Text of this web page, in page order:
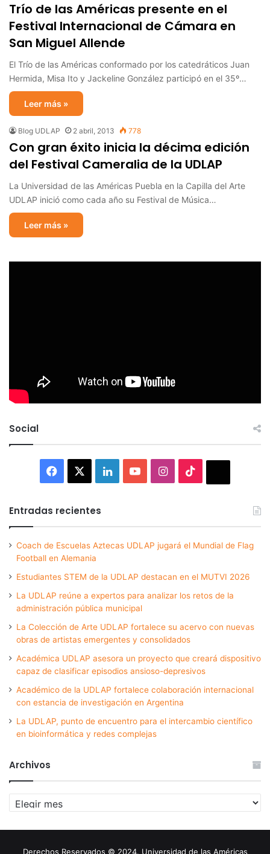
Trío de las Américas presente en el
Festival Internacional de Cámara en
San Miguel Allende
El Trío de las Américas conformado por los catedráticos Juan
Hermida, Misa Ito y Jackeline González participó en el 35º…
Leer más »
Blog UDLAP 2 abril, 2013 778
Con gran éxito inicia la décima edición
del Festival Cameralia de la UDLAP
La Universidad de las Américas Puebla en la Capilla del Arte
UDLAP inició como cada año su Festival de Música…
Leer más »
Social
Facebook LinkedInYouTubeInstagram
Entradas recientes
Coach de Escuelas Aztecas UDLAP jugará el Mundial de Flag
Football en Alemania
Estudiantes STEM de la UDLAP destacan en el MUTVI 2026
La UDLAP reúne a expertos para analizar los retos de la
administración pública municipal
La Colección de Arte UDLAP fortalece su acervo con nuevas
obras de artistas emergentes y consolidados
Académica UDLAP asesora un proyecto que creará dispositivo
capaz de clasificar episodios ansioso-depresivos
Académico de la UDLAP fortalece colaboración internacional
con estancia de investigación en Argentina
La UDLAP, punto de encuentro para el intercambio científico
en bioinformática y redes complejas
Archivos
Archivos
Derechos Reservados © 2024. Universidad de las Américas